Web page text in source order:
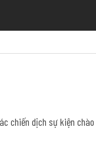
chiến dịch sự kiện chào